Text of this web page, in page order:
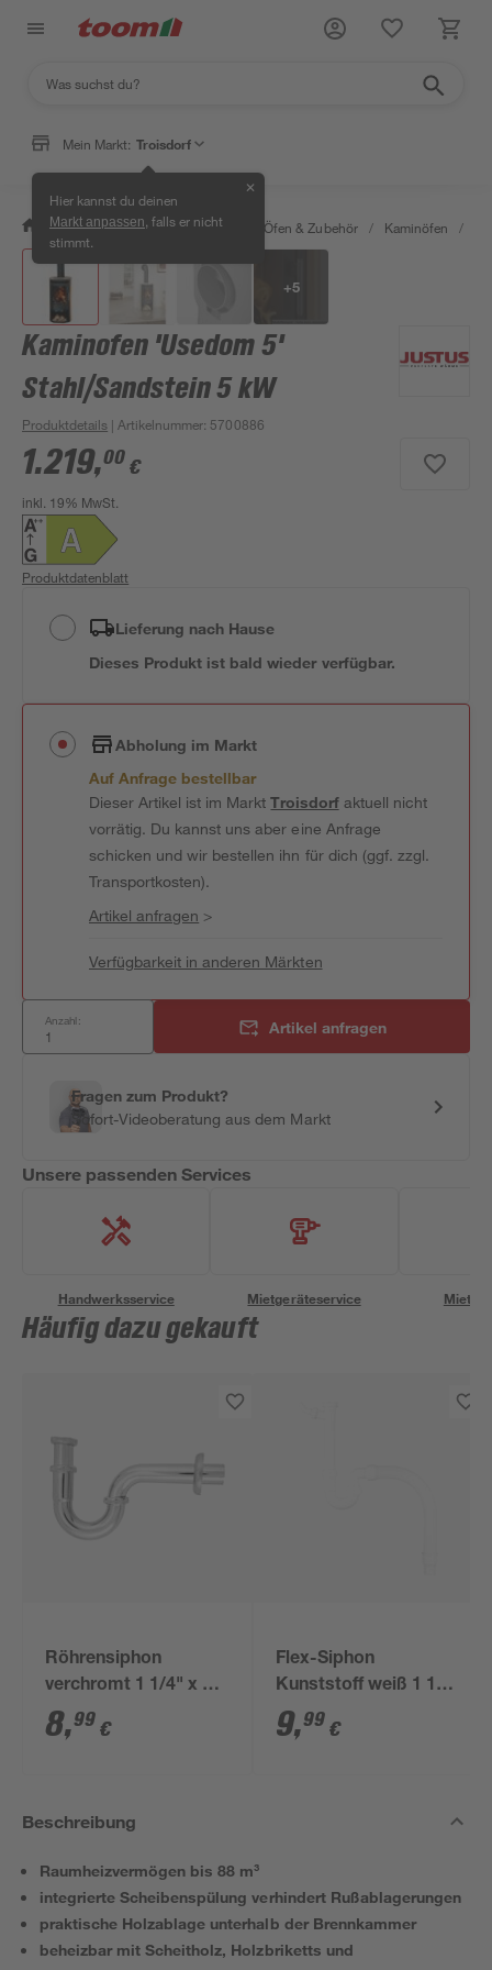
Mein Markt: Troisdorf
Hier kannst du deinen
Markt anpassen , falls er nicht
stimmt.
✕
/ Bauen & Renovieren / Kamine, Öfen & Zubehör / Kaminöfen /
+5
Kaminofen 'Usedom 5'
Stahl/Sandstein 5 kW
Produktdetails | Artikelnummer: 5700886
1.219,00 €
inkl. 19% MwSt.
Produktdatenblatt
Lieferung nach Hause
Dieses Produkt ist bald wieder verfügbar.
Abholung im Markt
Auf Anfrage bestellbar
Dieser Artikel ist im MarktTroisdorfaktuell nicht
vorrätig. Du kannst uns aber eine Anfrage
schicken und wir bestellen ihn für dich (ggf. zzgl.
Transportkosten).
Artikel anfragen >
Verfügbarkeit in anderen Märkten
Anzahl: Artikel anfragen
Fragen zum Produkt?
Sofort-Videoberatung aus dem Markt
Unsere passenden Services
Handwerksservice Mietgeräteservice
Häufig dazu gekauft
Röhrensiphon
verchromt 1 1/4" x 32
mm
8,99 €
Flex-Siphon
Kunststoff weiß 1 1/2'
x 40/50 mm
9,99 €
Beschreibung
Raumheizvermögen bis 88 m³
integrierte Scheibenspülung verhindert Rußablagerungen
praktische Holzablage unterhalb der Brennkammer
beheizbar mit Scheitholz, Holzbriketts und